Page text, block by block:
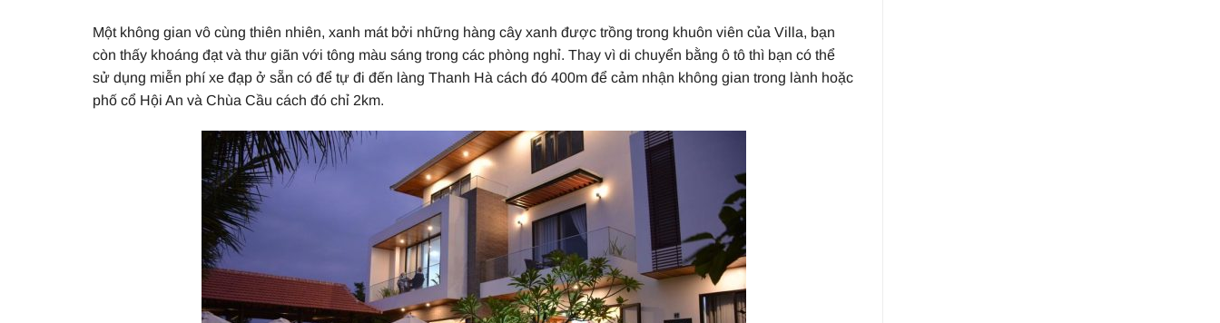
Một không gian vô cùng thiên nhiên, xanh mát bởi những hàng cây xanh được trồng trong khuôn viên của Villa, bạn
còn thấy khoáng đạt và thư giãn với tông màu sáng trong các phòng nghỉ. Thay vì di chuyển bằng ô tô thì bạn có thể
sử dụng miễn phí xe đạp ở sẵn có để tự đi đến làng Thanh Hà cách đó 400m để cảm nhận không gian trong lành hoặc
phố cổ Hội An và Chùa Cầu cách đó chỉ 2km.